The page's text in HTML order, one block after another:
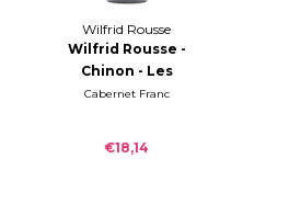
Wilfrid Rousse
Wilfrid Rousse -
Chinon - Les
Galuches 2022
Cabernet Franc
€18,14